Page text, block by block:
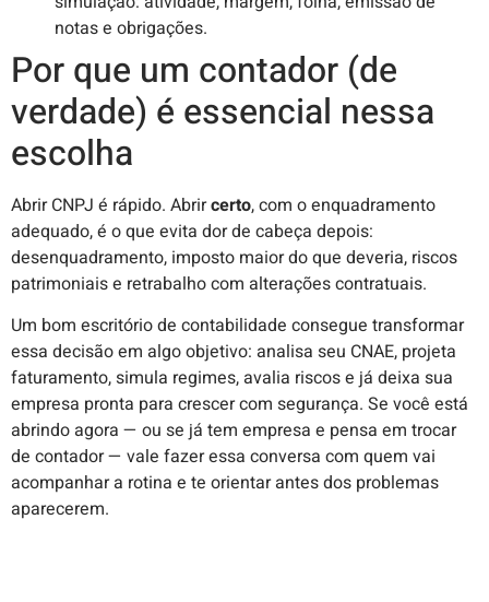
notas e obrigações.
Por que um contador (de
verdade) é essencial nessa
escolha
Abrir CNPJ é rápido. Abrircerto, com o enquadramento
adequado, é o que evita dor de cabeça depois:
desenquadramento, imposto maior do que deveria, riscos
patrimoniais e retrabalho com alterações contratuais.
Um bom escritório de contabilidade consegue transformar
essa decisão em algo objetivo: analisa seu CNAE, projeta
faturamento, simula regimes, avalia riscos e já deixa sua
empresa pronta para crescer com segurança. Se você está
abrindo agora — ou se já tem empresa e pensa em trocar
de contador — vale fazer essa conversa com quem vai
acompanhar a rotina e te orientar antes dos problemas
aparecerem.